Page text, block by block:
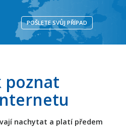
POŠLETE SVŮJ PŘÍPAD
poznat
nachytat a platí předem